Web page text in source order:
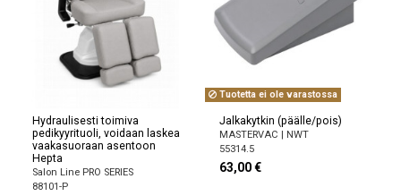
Hydraulisesti toimiva
pedikyyrituoli, voidaan laskea
vaakasuoraan asentoon
Hepta
Salon Line PRO SERIES
88101-P
Tuotetta ei ole varastossa
Jalkakytkin (päälle/pois)
MASTERVAC | NWT
55314.5
63,00 €